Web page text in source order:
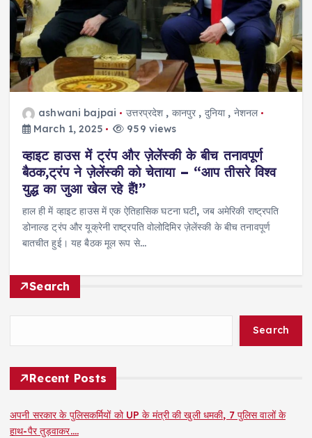
ashwani bajpai उत्तरप्रदेश , कानपुर , दुनिया, नेशनल
March 1, 2025
959 views
व्हाइट हाउस में ट्रंप और ज़ेलेंस्की के बीच तनावपूर्ण
बैठक,ट्रंप ने ज़ेलेंस्की को चेताया – “आप तीसरे विश्व
युद्ध का जुआ खेल रहे हैं!”
हाल ही में व्हाइट हाउस में एक ऐतिहासिक घटना घटी, जब अमेरिकी राष्ट्रपति
डोनाल्ड ट्रंप और यूक्रेनी राष्ट्रपति वोलोदिमिर ज़ेलेंस्की के बीच तनावपूर्ण
बातचीत हुई। यह बैठक मूल रूप से…
Search
Search
Recent Posts
अपनी सरकार के पुलिसकर्मियों को UP के मंत्री की खुली धमकी, 7 पुलिस वालों के
हाथ-पैर तुड़वाकर….